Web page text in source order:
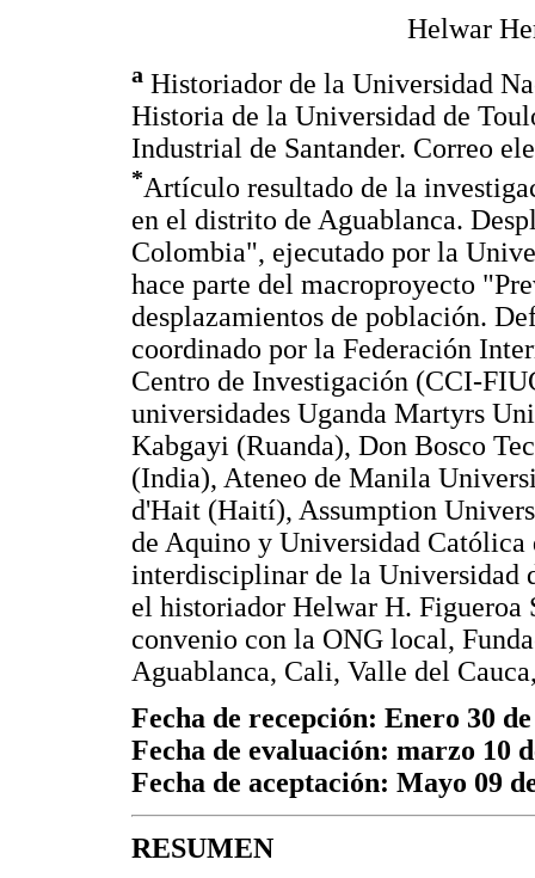
Helwar
a Historiador de la Universidad
Historia de la Universidad de
Industrial de Santander. Correo
*Artículo resultado de la
en el distrito de Aguablanca.
Colombia", ejecutado por la
hace parte del macroproyecto
desplazamientos de población.
coordinado por la Federación
Centro de Investigación (CCI-
universidades Uganda Martyrs
Kabgayi (Ruanda), Don Bosco
(India), Ateneo de Manila
d'Hait (Haití), Assumption
de Aquino y Universidad
interdisciplinar de la Universidad
el historiador Helwar H. Figueroa
convenio con la ONG local,
Aguablanca, Cali, Valle del
Fecha de recepción: Enero 30
Fecha de evaluación: marzo 10
Fecha de aceptación: Mayo 09
RESUMEN